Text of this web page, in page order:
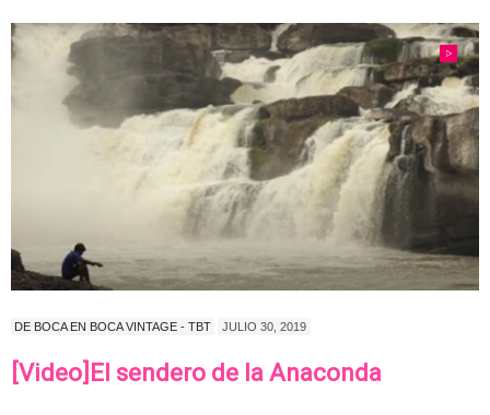
DE BOCA EN BOCA VINTAGE - TBT JULIO 30, 2019
[Video]El sendero de la Anaconda